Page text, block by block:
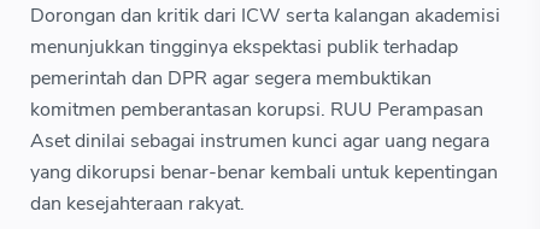
Dorongan dan kritik dari ICW serta kalangan akademisi
menunjukkan tingginya ekspektasi publik terhadap
pemerintah dan DPR agar segera membuktikan
komitmen pemberantasan korupsi. RUU Perampasan
Aset dinilai sebagai instrumen kunci agar uang negara
yang dikorupsi benar-benar kembali untuk kepentingan
dan kesejahteraan rakyat.